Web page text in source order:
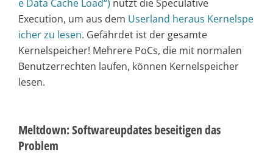
e Data Cache Load“) nutzt die Speculative
Execution, um aus dem Userland heraus Kernelspe
icher zu lesen. Gefährdet ist der gesamte
Kernelspeicher! Mehrere PoCs, die mit normalen
Benutzerrechten laufen, können Kernelspeicher
lesen.
Meltdown: Softwareupdates beseitigen das
Problem